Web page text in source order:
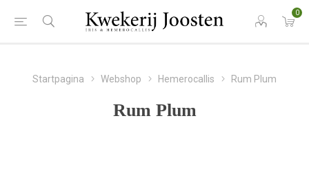
0
Startpagina Webshop Hemerocallis Rum Plum
Rum Plum